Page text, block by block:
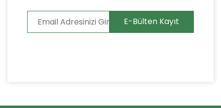
E-Bülten Kayıt